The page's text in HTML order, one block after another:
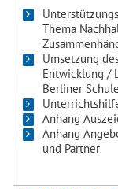
Thema
Umsetzung
Entwicklung /
Berliner
Anhang
Anhang
und Partner